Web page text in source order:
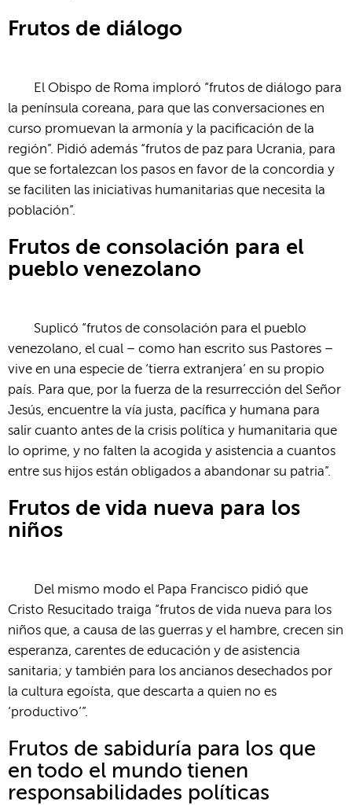
Frutos de diálogo
El Obispo de Roma imploró “frutos de diálogo para
la península coreana, para que las conversaciones en
curso promuevan la armonía y la pacificación de la
región”. Pidió además “frutos de paz para Ucrania, para
que se fortalezcan los pasos en favor de la concordia y
se faciliten las iniciativas humanitarias que necesita la
población”.
Frutos de consolación para el
pueblo venezolano
Suplicó “frutos de consolación para el pueblo
venezolano, el cual – como han escrito sus Pastores –
vive en una especie de ‘tierra extranjera’ en su propio
país. Para que, por la fuerza de la resurrección del Señor
Jesús, encuentre la vía justa, pacífica y humana para
salir cuanto antes de la crisis política y humanitaria que
lo oprime, y no falten la acogida y asistencia a cuantos
entre sus hijos están obligados a abandonar su patria”.
Frutos de vida nueva para los
niños
Del mismo modo el Papa Francisco pidió que
Cristo Resucitado traiga “frutos de vida nueva para los
niños que, a causa de las guerras y el hambre, crecen sin
esperanza, carentes de educación y de asistencia
sanitaria; y también para los ancianos desechados por
la cultura egoísta, que descarta a quien no es
‘productivo’”.
Frutos de sabiduría para los que
en todo el mundo tienen
responsabilidades políticas